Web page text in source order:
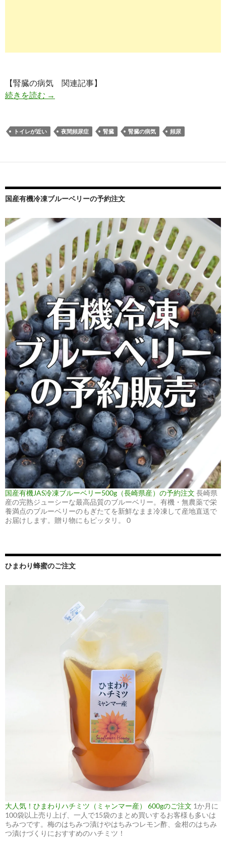
【腎臓の病気 関連記事】
続きを読む 頻尿｜なぜ腎機能が低下すると尿（おしっこ）
→
トイレが近い 夜間頻尿症 腎臓 腎臓の病気 頻尿
国産有機冷凍ブルーベリーの予約注文
国産有機JAS冷凍ブルーベリー500g（長崎県産）の予約注文 長崎県
産の完熟ジューシーな最高品質のブルーベリー。有機・無農薬で栄
養満点のブルーベリーのもぎたてを新鮮なまま冷凍して産地直送で
お届けします。贈り物にもピッタリ。 0
ひまわり蜂蜜のご注文
大人気！ひまわりハチミツ（ミャンマー産） 600gのご注文 1か月に
100袋以上売り上げ、一人で15袋のまとめ買いするお客様も多いは
ちみつです。梅のはちみつ漬けやはちみつレモン酢、金柑のはちみ
つ漬けづくりにおすすめのハチミツ！